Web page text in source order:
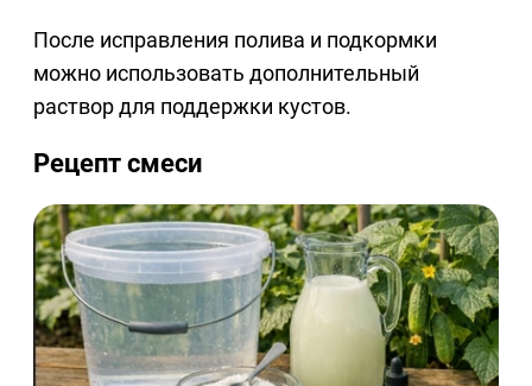
После исправления полива и подкормки
можно использовать дополнительный
раствор для поддержки кустов.
Рецепт смеси